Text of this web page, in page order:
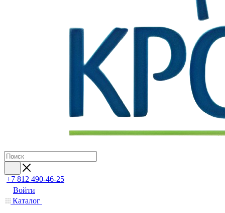
+7 812 490-46-25
Войти
Каталог